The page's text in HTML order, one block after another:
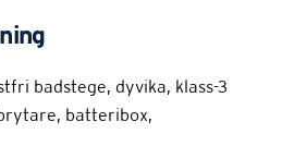
badstege, dyvika, klass-3
batteribox,